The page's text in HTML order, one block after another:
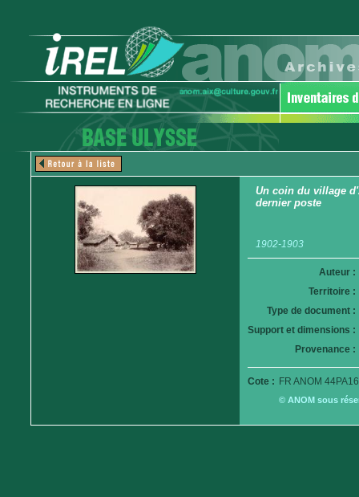
Un coin du village
dernier poste
1902-1903
Auteur :
Territoire :
Type de document :
Support et dimensions :
Provenance :
Cote : FR ANOM
© ANOM sous